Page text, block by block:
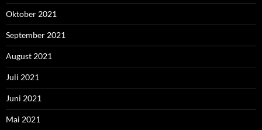
Oktober 2021
September 2021
August 2021
Juli 2021
Juni 2021
Mai 2021